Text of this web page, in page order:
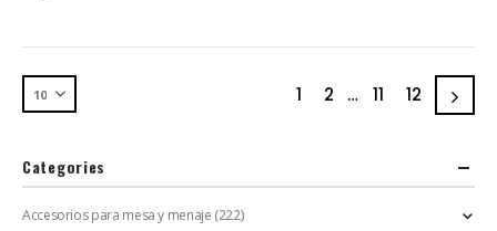
1 2 … 11 12
Categories
Accesorios para mesa y menaje (222)